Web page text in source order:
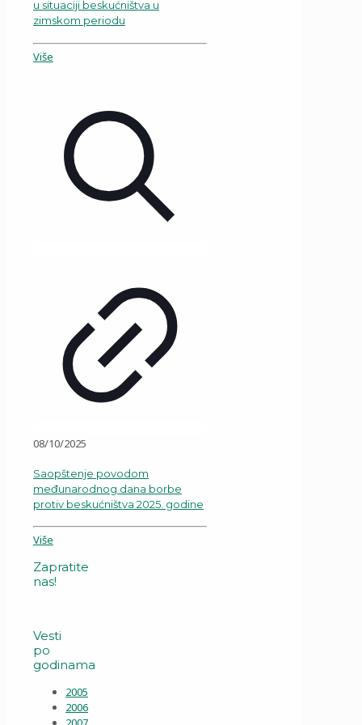
u situaciji beskućništva u
zimskom periodu
Više
08/10/2025
Saopštenje povodom
međunarodnog dana borbe
protiv beskućništva 2025. godine
Više
Zapratite
nas!
Vesti
po
godinama
2005
2006